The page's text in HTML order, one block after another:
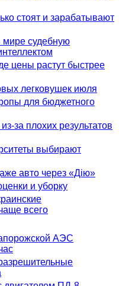
стоят и зарабатывают
мире судебную
цены растут быстрее
легковушек июля
для бюджетного
за плохих результатов
выбирают
авто через «Дію»
и уборку
всего
АЭС